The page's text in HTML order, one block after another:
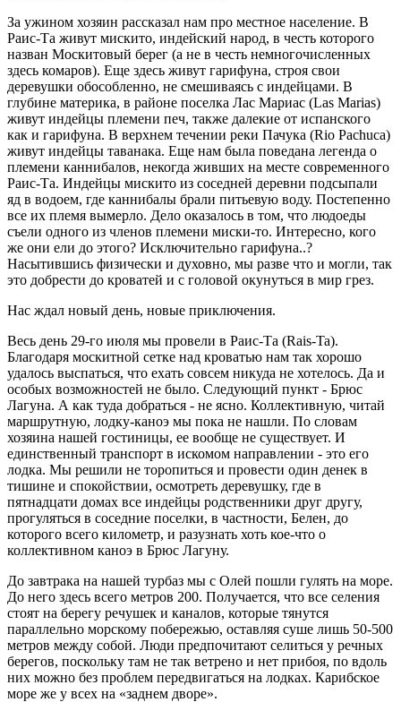
За ужином хозяин рассказал нам про местное население. В
Раис-Та живут мискито, индейский народ, в честь которого
назван Москитовый берег (а не в честь немногочисленных
здесь комаров). Еще здесь живут гарифуна, строя свои
деревушки обособленно, не смешиваясь с индейцами. В
глубине материка, в районе поселка Лас Мариас (Las Marias)
живут индейцы племени печ, также далекие от испанского
как и гарифуна. В верхнем течении реки Пачука (Rio Pachuca)
живут индейцы таванака. Еще нам была поведана легенда о
племени каннибалов, некогда живших на месте современного
Раис-Та. Индейцы мискито из соседней деревни подсыпали
яд в водоем, где каннибалы брали питьевую воду. Постепенно
все их племя вымерло. Дело оказалось в том, что людоеды
съели одного из членов племени миски-то. Интересно, кого
же они ели до этого? Исключительно гарифуна..?
Насытившись физически и духовно, мы разве что и могли, так
это добрести до кроватей и с головой окунуться в мир грез.
Нас ждал новый день, новые приключения.
Весь день 29-го июля мы провели в Раис-Та (Rais-Ta).
Благодаря москитной сетке над кроватью нам так хорошо
удалось выспаться, что ехать совсем никуда не хотелось. Да и
особых возможностей не было. Следующий пункт - Брюс
Лагуна. А как туда добраться - не ясно. Коллективную, читай
маршрутную, лодку-каноэ мы пока не нашли. По словам
хозяина нашей гостиницы, ее вообще не существует. И
единственный транспорт в искомом направлении - это его
лодка. Мы решили не торопиться и провести один денек в
тишине и спокойствии, осмотреть деревушку, где в
пятнадцати домах все индейцы родственники друг другу,
прогуляться в соседние поселки, в частности, Белен, до
которого всего километр, и разузнать хоть кое-что о
коллективном каноэ в Брюс Лагуну.
До завтрака на нашей турбаз мы с Олей пошли гулять на море.
До него здесь всего метров 200. Получается, что все селения
стоят на берегу речушек и каналов, которые тянутся
параллельно морскому побережью, оставляя суше лишь 50-500
метров между собой. Люди предпочитают селиться у речных
берегов, поскольку там не так ветрено и нет прибоя, по вдоль
них можно без проблем передвигаться на лодках. Карибское
море же у всех на «заднем дворе».